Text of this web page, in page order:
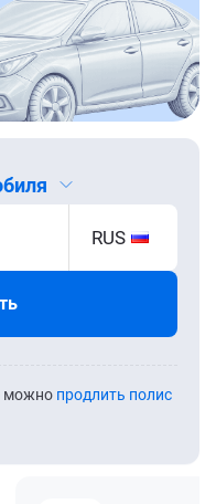
RUS
можно продлить полис